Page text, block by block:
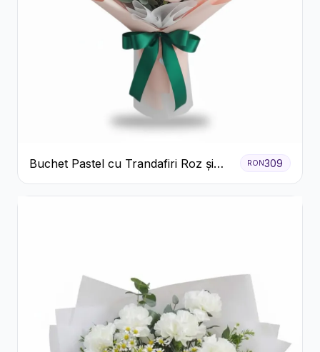
Buchet Pastel cu Trandafiri Roz și
Albi
RON309